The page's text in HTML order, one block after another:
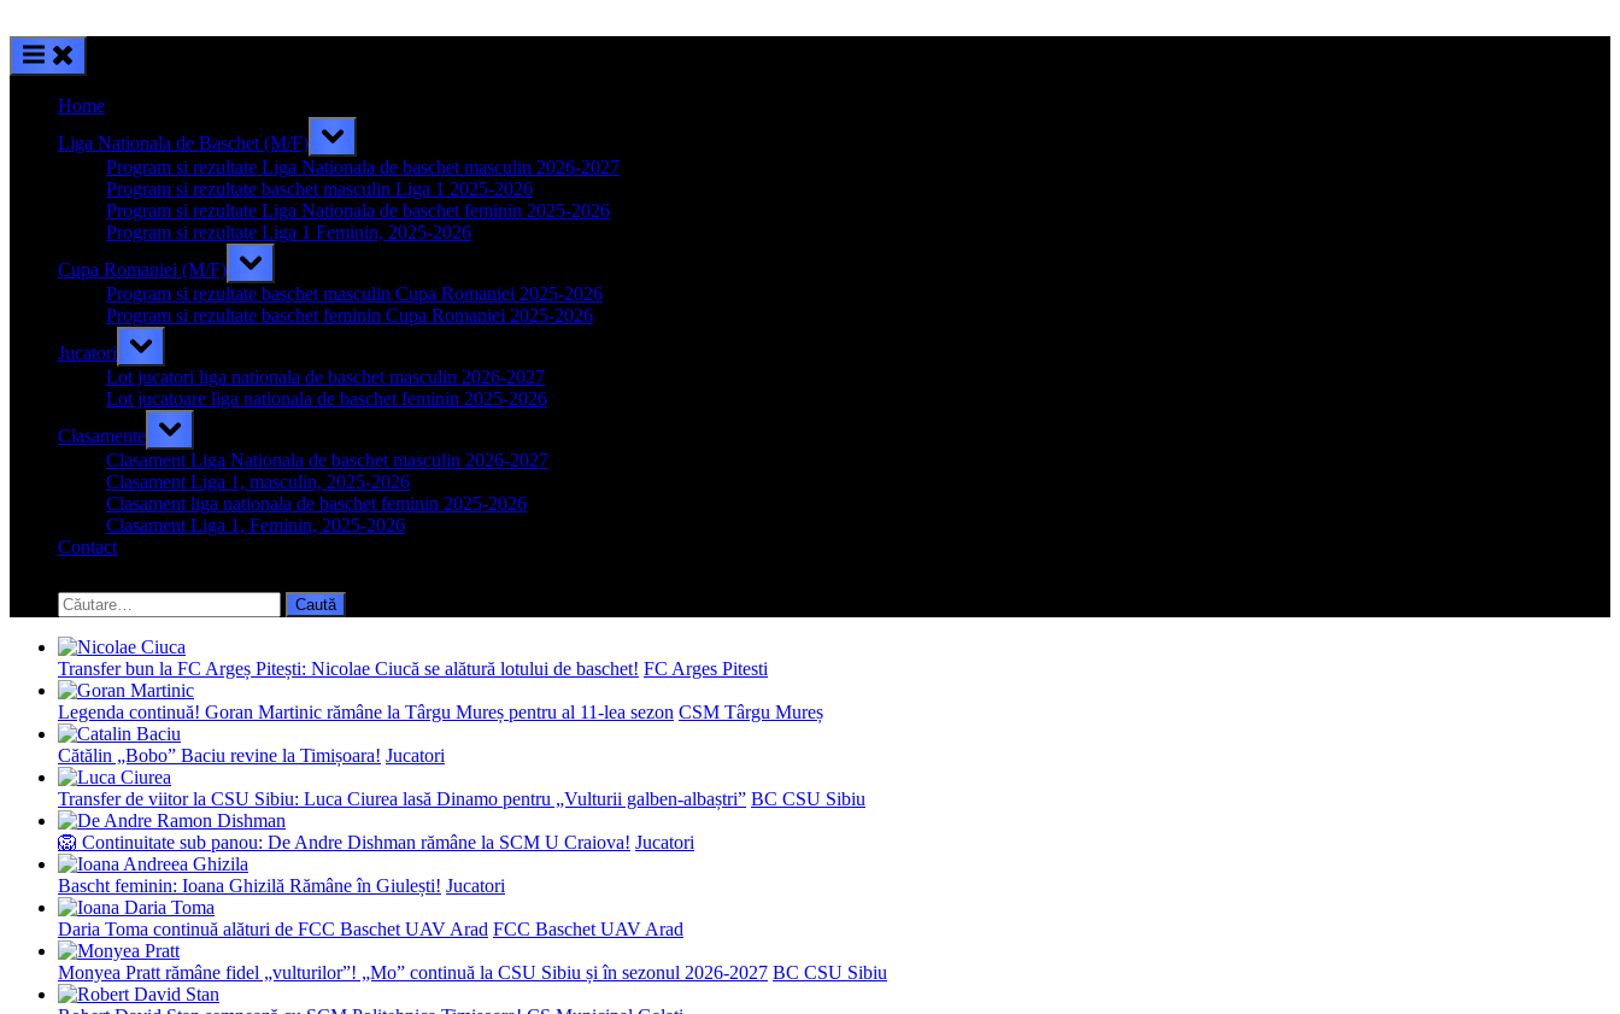
Home
Liga Nationala de Baschet (M/F)
Toggle
sub-
menu
Program si rezultate Liga Nationala de baschet masculin 2026-2027
Program si rezultate baschet masculin Liga 1 2025-2026
Program si rezultate Liga Nationala de baschet feminin 2025-2026
Program si rezultate Liga 1 Feminin, 2025-2026
Cupa Romaniei (M/F)
Toggle
sub-
menu
Program si rezultate baschet masculin Cupa Romaniei 2025-2026
Program si rezultate baschet feminin Cupa Romaniei 2025-2026
Jucatori
Toggle
sub-
menu
Lot jucatori liga nationala de baschet masculin 2026-2027
Lot jucatoare liga nationala de baschet feminin 2025-2026
Clasamente
Toggle
sub-
menu
Clasament Liga Nationala de baschet masculin 2026-2027
Clasament Liga 1, masculin, 2025-2026
Clasament liga nationala de baschet feminin 2025-2026
Clasament Liga 1, Feminin, 2025-2026
Contact
search
form
Caută
după:
Transfer bun la FC Argeș Pitești: Nicolae Ciucă se alătură lotului de baschet! FC Arges Pitesti
Legenda continuă! Goran Martinic rămâne la Târgu Mureș pentru al 11-lea sezon CSM Târgu Mureș
Cătălin „Bobo” Baciu revine la Timișoara! Jucatori
Transfer de viitor la CSU Sibiu: Luca Ciurea lasă Dinamo pentru „Vulturii galben-albaștri” BC CSU Sibiu
🦁 Continuitate sub panou: De Andre Dishman rămâne la SCM U Craiova! Jucatori
Bascht feminin: Ioana Ghizilă Rămâne în Giulești! Jucatori
Daria Toma continuă alături de FCC Baschet UAV Arad FCC Baschet UAV Arad
Monyea Pratt rămâne fidel „vulturilor”! „Mo” continuă la CSU Sibiu și în sezonul 2026-2027 BC CSU Sibiu